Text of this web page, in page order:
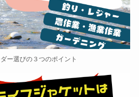
ー選びの３つのポイント